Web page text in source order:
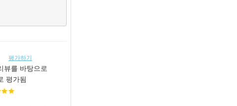
평가하기
뷰를 바탕으로
평가됨